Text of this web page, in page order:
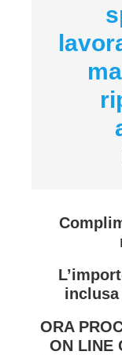
inclusa
ORA
ON LINE